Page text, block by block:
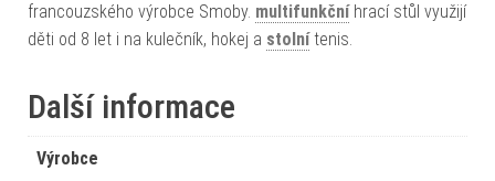
francouzského výrobce Smoby. multifunkčníhrací stůl využijí
děti od 8 let i na kulečník, hokej a stolnítenis.
Další informace
Výrobce